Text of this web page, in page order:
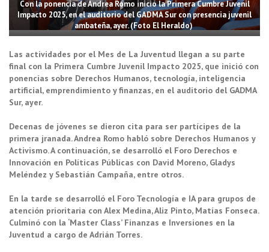
Con la ponencia de Andrea Romo inició la Primera Cumbre Juvenil
Impacto 2025, en el auditorio del GADMA Sur con presencia juvenil
ambateña, ayer. (Foto El Heraldo)
Las actividades por el Mes de La Juventud llegan a su parte
final con la Primera Cumbre Juvenil Impacto 2025, que inició con
ponencias sobre Derechos Humanos, tecnología, inteligencia
artificial, emprendimiento y finanzas, en el auditorio del GADMA
Sur, ayer.
Decenas de jóvenes se dieron cita para ser partícipes de la
primera jranada. Andrea Romo habló sobre Derechos Humanos y
Activismo. A continuación, se desarrolló el Foro Derechos e
Innovación en Políticas Públicas con David Moreno, Gladys
Meléndez y Sebastián Campaña, entre otros.
En la tarde se desarrolló el Foro Tecnología e IA para grupos de
atención prioritaria con Alex Medina, Aliz Pinto, Matías Fonseca.
Culminó con la ‘Master Class’ Finanzas e Inversiones en la
Juventud a cargo de Adrián Torres.